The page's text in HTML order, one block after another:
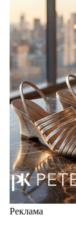
В 2027 году
юбилей.
покупателей,
какой будет
Юбилейная
не просто
04.08.2026 525
Реклама